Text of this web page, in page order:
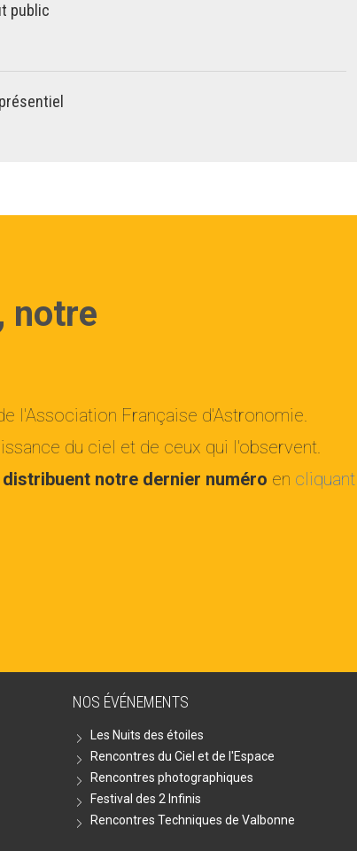
public
notre
l'Association Française d'Astronomie.
du ciel et de ceux qui l'observent.
notre dernier numéro en cliquant
NOS ÉVÉNEMENTS
Les Nuits des étoiles
Rencontres du Ciel et de l'Espace
Rencontres photographiques
Festival des 2 Infinis
Rencontres Techniques de Valbonne